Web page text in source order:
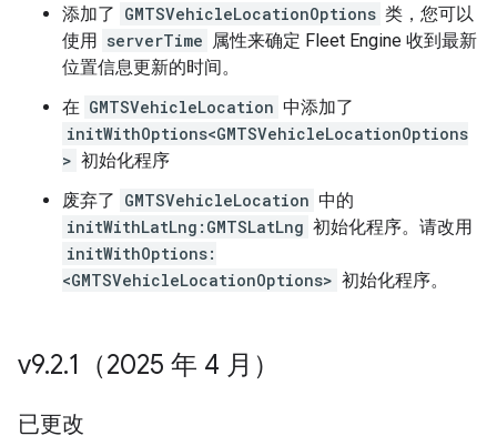
添加了 GMTSVehicleLocationOptions 类，您可以
使用 serverTime 属性来确定 Fleet Engine 收到最新
位置信息更新的时间。
在 GMTSVehicleLocation 中添加了
initWithOptions<GMTSVehicleLocationOptions
> 初始化程序
废弃了 GMTSVehicleLocation 中的
initWithLatLng:GMTSLatLng 初始化程序。请改用
initWithOptions:
<GMTSVehicleLocationOptions> 初始化程序。
v9.2.1（2025 年 4 月）
已更改